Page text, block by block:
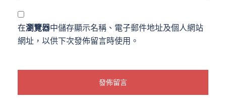
在瀏覽器中儲存顯示名稱、電子郵件地址及個人網站
網址，以供下次發佈留言時使用。